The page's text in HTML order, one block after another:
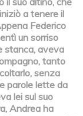
a tenere il
Federico
un sorriso
stanca, aveva
tanto
senza
parole lette da
lei sul suo
Andrea ha